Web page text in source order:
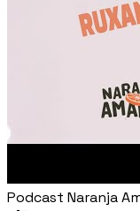
Podcast Naranja